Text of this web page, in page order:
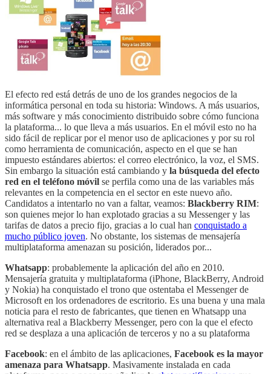
El efecto red está detrás de uno de los grandes negocios de la
informática personal en toda su historia: Windows. A más usuarios,
más software y más conocimiento distribuido sobre cómo funciona
la plataforma... lo que lleva a más usuarios. En el móvil esto no ha
sido fácil de replicar por el menor uso de aplicaciones y por su rol
como herramienta de comunicación, aspecto en el que se han
impuesto estándares abiertos: el correo electrónico, la voz, el SMS.
Sin embargo la situación está cambiando y la búsqueda del efecto
red en el teléfono móvil se perfila como una de las variables más
relevantes en la competencia en el sector en este nuevo año.
Candidatos a intentarlo no van a faltar, veamos: Blackberry RIM:
son quienes mejor lo han explotado gracias a su Messenger y las
tarifas de datos a precio fijo, gracias a lo cual han conquistado a
mucho público joven. No obstante, los sistemas de mensajería
multiplataforma amenazan su posición, liderados por...
Whatsapp: probablemente la aplicación del año en 2010.
Mensajería gratuita y multiplataforma (iPhone, BlackBerry, Android
y Nokia) ha conquistado el trono que ostentaba el Messenger de
Microsoft en los ordenadores de escritorio. Es una buena y una mala
noticia para el resto de fabricantes, que tienen en Whatsapp una
alternativa real a Blackberry Messenger, pero con la que el efecto
red se desplaza a una aplicación de terceros y no a su plataforma
Facebook: en el ámbito de las aplicaciones, Facebook es la mayor
amenaza para Whatsapp. Masivamente instalada en cada